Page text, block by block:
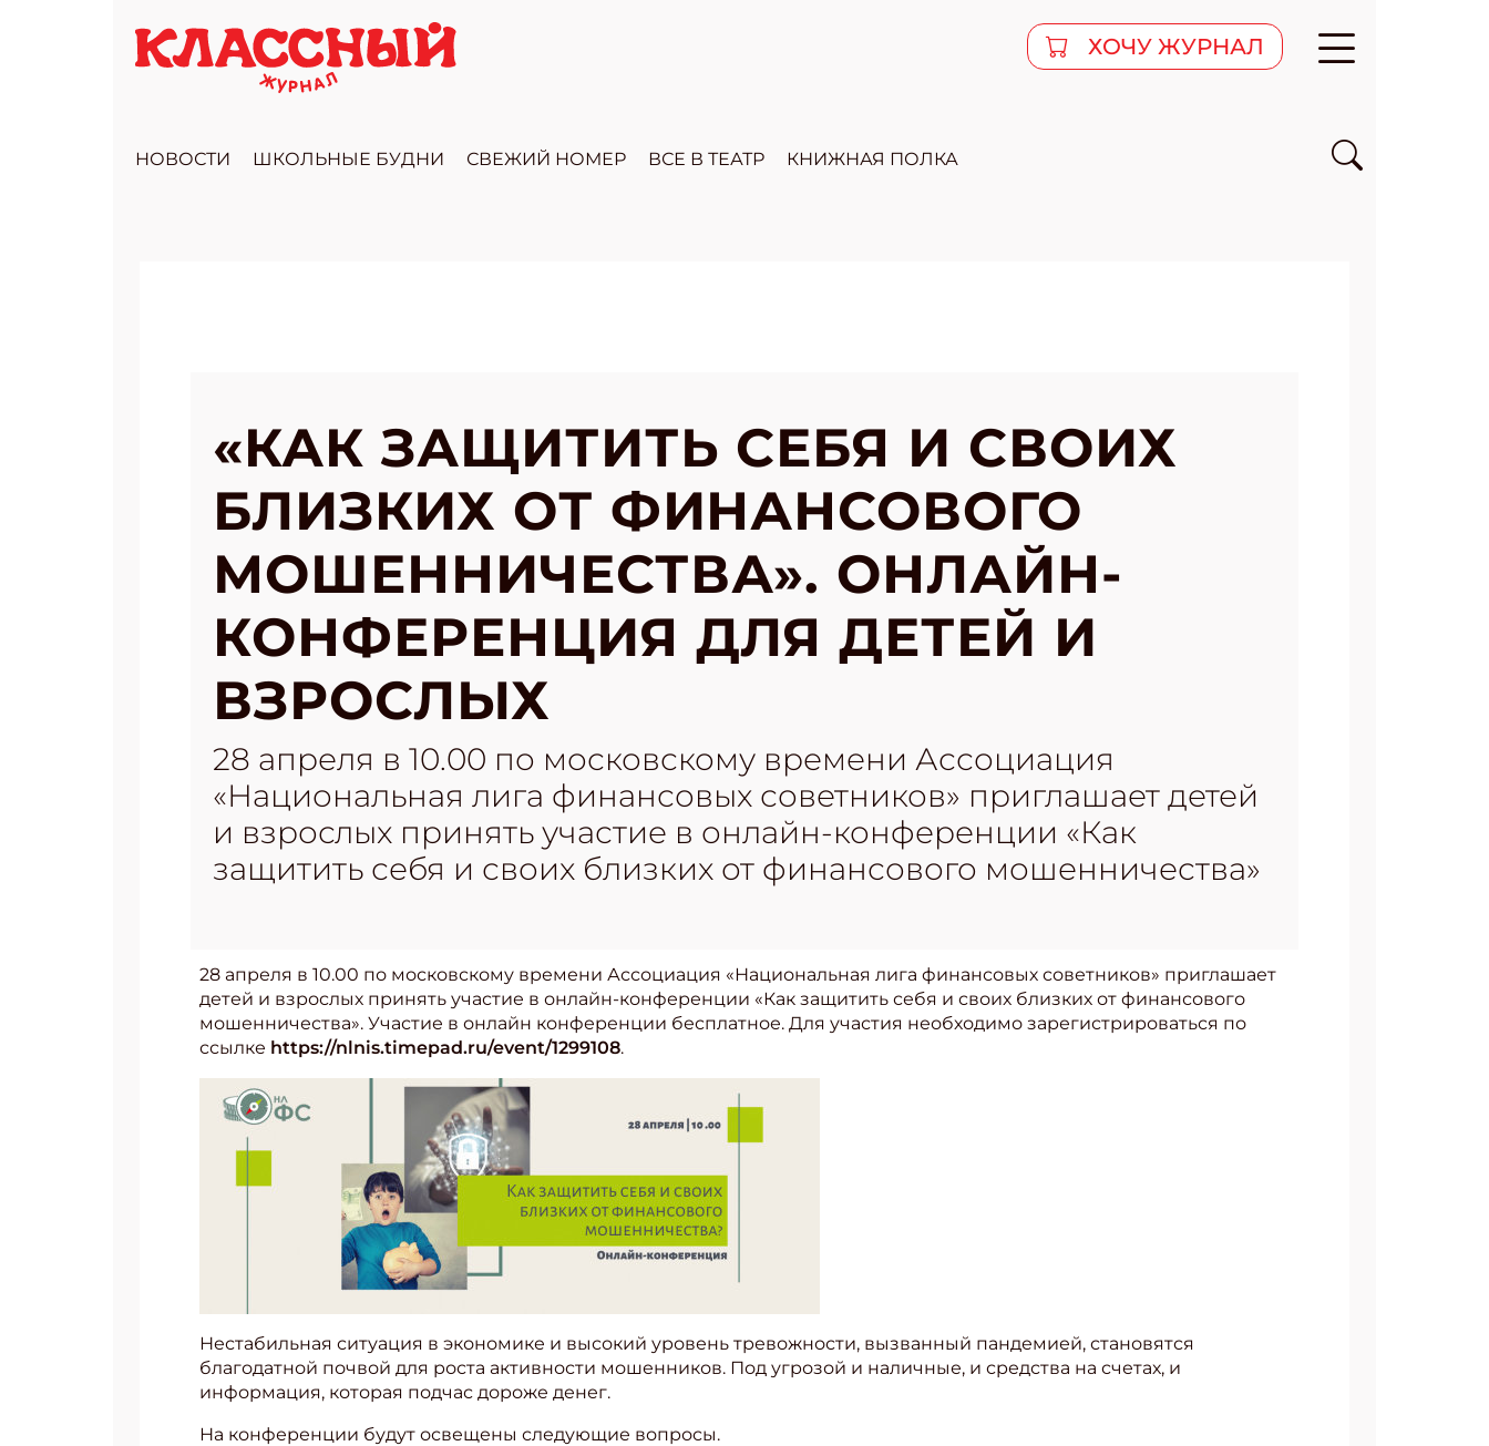
ХОЧУ ЖУРНАЛ
НОВОСТИ ШКОЛЬНЫЕ БУДНИ СВЕЖИЙ НОМЕР ВСЕ В ТЕАТР КНИЖНАЯ ПОЛКА
«КАК ЗАЩИТИТЬ СЕБЯ И СВОИХ
БЛИЗКИХ ОТ ФИНАНСОВОГО
МОШЕННИЧЕСТВА». ОНЛАЙН-
КОНФЕРЕНЦИЯ ДЛЯ ДЕТЕЙ И
ВЗРОСЛЫХ
28 апреля в 10.00 по московскому времени Ассоциация
«Национальная лига финансовых советников» приглашает детей
и взрослых принять участие в онлайн-конференции «Как
защитить себя и своих близких от финансового мошенничества»
28 апреля в 10.00 по московскому времени Ассоциация «Национальная лига финансовых советников» приглашает
детей и взрослых принять участие в онлайн-конференции «Как защитить себя и своих близких от финансового
мошенничества». Участие в онлайн конференции бесплатное. Для участия необходимо зарегистрироваться по
ссылке https://nlnis.timepad.ru/event/1299108.
Нестабильная ситуация в экономике и высокий уровень тревожности, вызванный пандемией, становятся
благодатной почвой для роста активности мошенников. Под угрозой и наличные, и средства на счетах, и
информация, которая подчас дороже денег.
На конференции будут освещены следующие вопросы.